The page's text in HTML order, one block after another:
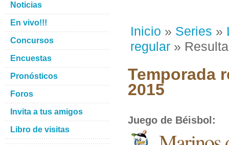
Inicio » Series »
regular »
Temporada
2015
Juego de Béisbol :
Noticias
En vivo!!!
Concursos
Encuestas
Pronósticos
Foros
Invita a tus amigos
Libro de visitas